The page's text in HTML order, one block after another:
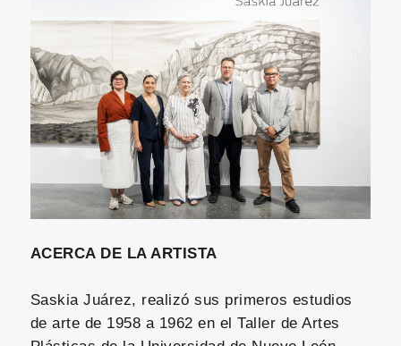
ACERCA DE LA ARTISTA
Saskia Juárez, realizó sus primeros estudios
de arte de 1958 a 1962 en el Taller de Artes